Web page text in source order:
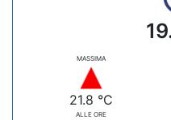
MASSIMA
21.8 °C
ALLE ORE